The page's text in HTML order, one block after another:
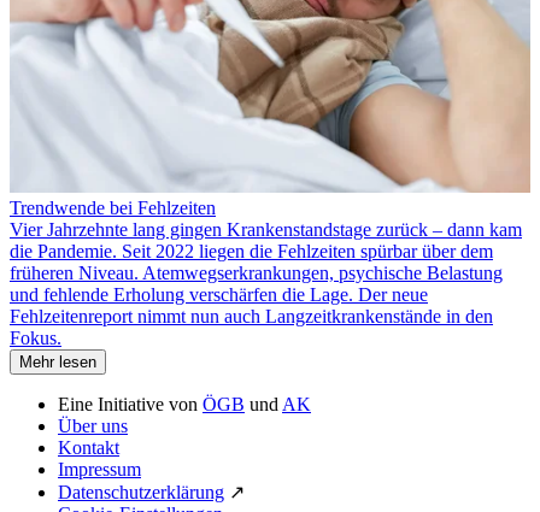
Trendwende bei Fehlzeiten
Vier Jahrzehnte lang gingen Krankenstandstage zurück – dann kam
die Pandemie. Seit 2022 liegen die Fehlzeiten spürbar über dem
früheren Niveau. Atemwegserkrankungen, psychische Belastung
und fehlende Erholung verschärfen die Lage. Der neue
Fehlzeitenreport nimmt nun auch Langzeitkrankenstände in den
Fokus.
Mehr lesen
Eine Initiative von ÖGB und AK
Über uns
Kontakt
Impressum
Datenschutzerklärung ↗